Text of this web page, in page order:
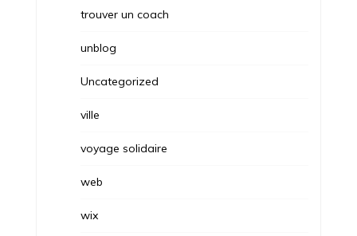
trouver un coach
unblog
Uncategorized
ville
voyage solidaire
web
wix